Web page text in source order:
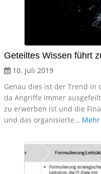
Geteiltes Wissen führt
10. Juli 2019
Genau dies ist der Trend in
da Angriffe immer
zu erwerben ist und die
und das organisierte…